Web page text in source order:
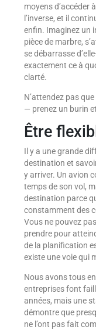
moyens d’accéder
l’inverse, et il
enfin. Imaginez un
pièce de marbre,
se débarrasse
exactement ce à
clarté.
N’attendez pas
— prenez un burin
Être
Il y a une grande
destination et
y arriver. Un avion
temps de son vol,
destination parce
constamment des
Vous ne pouvez
prendre pour
de la planification
existe une voie qui
Nous avons tous
entreprises font
années, mais une
démontre que
ne l’ont pas fait